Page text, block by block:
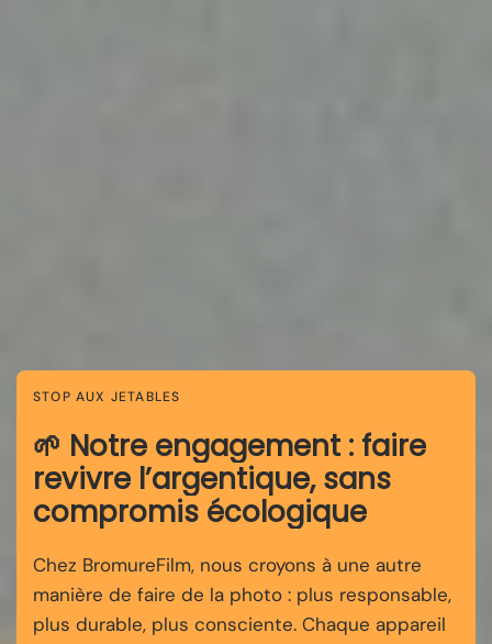
STOP AUX JETABLES
🌱 Notre engagement : faire
revivre l’argentique, sans
compromis écologique
Chez BromureFilm, nous croyons à une autre
manière de faire de la photo : plus responsable,
plus durable, plus consciente. Chaque appareil